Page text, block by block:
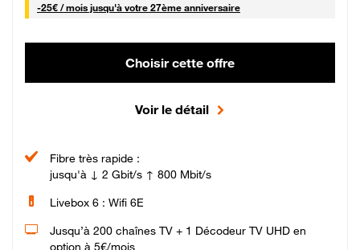
-25€ / mois25 € par mois
jusqu'à votre 27ème anniversaire
Choisir cette offre
Voir le détail
Fibre très rapide :
jusqu'à ↓ 2 Gbit/s ↑ 800 Mbit/s
Livebox 6 : Wifi 6E
Jusqu’à 200 chaînes TV + 1 Décodeur TV UHD en
option à 5€/mois